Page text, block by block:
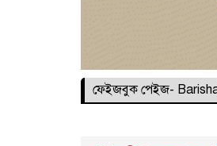
ফেইজবুক পেইজ-